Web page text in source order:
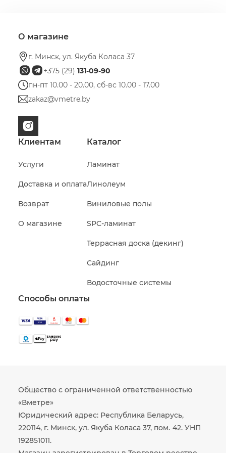
О магазине
г. Минск, ул. Якуба Коласа 37
+375 (29)131-09-90
пн-пт 10.00 - 20.00, сб-вс 10.00 - 17.00
zakaz@vmetre.by
Клиентам
Услуги
Доставка и оплата
Возврат
О магазине
Каталог
Ламинат
Линолеум
Виниловые полы
SPC-ламинат
Террасная доска (декинг)
Сайдинг
Водосточные системы
Способы оплаты
Общество с ограниченной ответственностью
«Вметре»
Юридический адрес: Республика Беларусь,
220114, г. Минск, ул. Якуба Коласа 37, пом. 42. УНП
192851011.